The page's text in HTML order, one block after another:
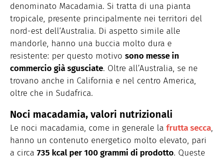
denominato Macadamia. Si tratta di una pianta
tropicale, presente principalmente nei territori del
nord-est dell’Australia. Di aspetto simile alle
mandorle, hanno una buccia molto dura e
resistente: per questo motivo sono messe in
commercio già sgusciate. Oltre all’Australia, se ne
trovano anche in California e nel centro America,
oltre che in Sudafrica.
Noci macadamia, valori nutrizionali
Le noci macadamia, come in generale la frutta secca,
hanno un contenuto energetico molto elevato, pari
a circa 735 kcal per 100 grammi di prodotto. Queste